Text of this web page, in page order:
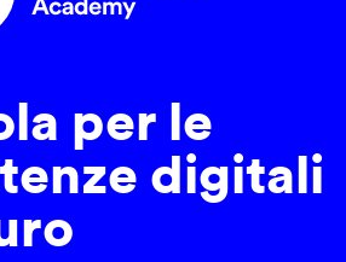
per le
digitali